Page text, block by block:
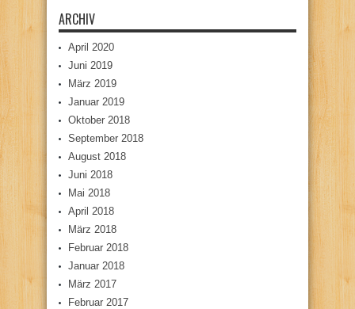
ARCHIV
April 2020
Juni 2019
März 2019
Januar 2019
Oktober 2018
September 2018
August 2018
Juni 2018
Mai 2018
April 2018
März 2018
Februar 2018
Januar 2018
März 2017
Februar 2017